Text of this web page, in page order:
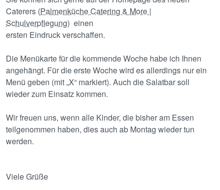
Caterers (Palmenküche Catering & More |
Schulverpflegung) einen
ersten Eindruck verschaffen.
Die Menükarte für die kommende Woche habe ich Ihnen
angehängt. Für die erste Woche wird es allerdings nur ein
Menü geben (mit „X“ markiert). Auch die Salatbar soll
wieder zum Einsatz kommen.
Wir freuen uns, wenn alle Kinder, die bisher am Essen
teilgenommen haben, dies auch ab Montag wieder tun
werden.
Viele Grüße